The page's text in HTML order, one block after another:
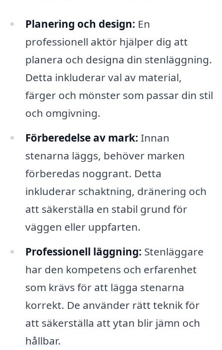
Planering och design: En
professionell aktör hjälper dig att
planera och designa din stenläggning.
Detta inkluderar val av material,
färger och mönster som passar din stil
och omgivning.
Förberedelse av mark: Innan
stenarna läggs, behöver marken
förberedas noggrant. Detta
inkluderar schaktning, dränering och
att säkerställa en stabil grund för
väggen eller uppfarten.
Professionell läggning: Stenläggare
har den kompetens och erfarenhet
som krävs för att lägga stenarna
korrekt. De använder rätt teknik för
att säkerställa att ytan blir jämn och
hållbar.